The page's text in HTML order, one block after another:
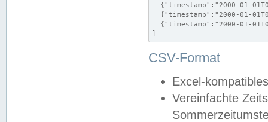
{"timestamp":"2000-01-
{"timestamp":"2000-01-
{"timestamp":"2000-01-
]
CSV-Format
Excel-
Vereinfachte